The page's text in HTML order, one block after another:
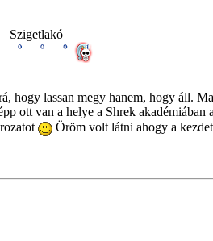
Szigetlakó
hogy lassan megy hanem, hogy áll.
van a helye a Shrek akadémiában
Öröm volt látni ahogy a